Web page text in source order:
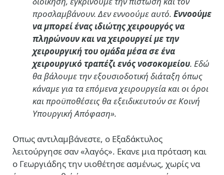
προσλαμβάνουν. Δεν εννοούμε αυτό. Εννοούμε
να μπορεί ένας ιδιώτης χειρουργός να
πληρώνουν και να χειρουργεί με την
χειρουργική του ομάδα μέσα σε ένα
χειρουργικό τραπέζι ενός νοσοκομείου. Εδώ
θα βάλουμε την εξουσιοδοτική διάταξη όπως
κάναμε για τα επόμενα χειρουργεία και οι όροι
και προϋποθέσεις θα εξειδικευτούν σε Κοινή
Υπουργική Απόφαση».
Οπως αντιλαμβάνεστε, ο Εξαδάκτυλος
λειτούργησε σαν «λαγός». Εκανε μια πρόταση και
ο Γεωργιάδης την υιοθέτησε ασμένως, χωρίς να